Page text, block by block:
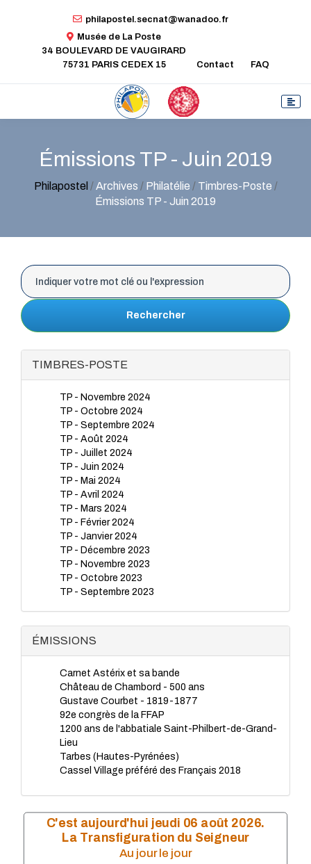
philapostel.secnat@wanadoo.fr
Musée de La Poste
34 BOULEVARD DE VAUGIRARD
75731 PARIS CEDEX 15
Contact FAQ
Émissions TP - Juin 2019
Philapostel /Archives / Philatélie / Timbres-Poste /
Émissions TP - Juin 2019
Rechercher
TIMBRES-POSTE
TP - Novembre 2024
TP - Octobre 2024
TP - Septembre 2024
TP - Août 2024
TP - Juillet 2024
TP - Juin 2024
TP - Mai 2024
TP - Avril 2024
TP - Mars 2024
TP - Février 2024
TP - Janvier 2024
TP - Décembre 2023
TP - Novembre 2023
TP - Octobre 2023
TP - Septembre 2023
TP - Avril 2023
TP - Février 2023
TP - Janvier 2023
TP - Novembre 2022
TP - Octobre 2022
TP - Septembre 2022
TP - Août 2022
TP - Juillet 2022
TP - Juin 2022
TP - Mars 2022
TP - Février 2022
TP - Janvier 2022
TP - Novembre 2021
ÉMISSIONS
Carnet Astérix et sa bande
Château de Chambord - 500 ans
Gustave Courbet - 1819-1877
92e congrès de la FFAP
1200 ans de l'abbatiale Saint-Philbert-de-Grand-
Lieu
Tarbes (Hautes-Pyrénées)
Cassel Village préféré des Français 2018
C'est aujourd'hui jeudi 06 août 2026.
La Transfiguration du Seigneur
Au jour le jour